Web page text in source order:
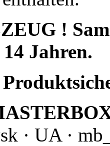
!
Jahren.
· UA ·